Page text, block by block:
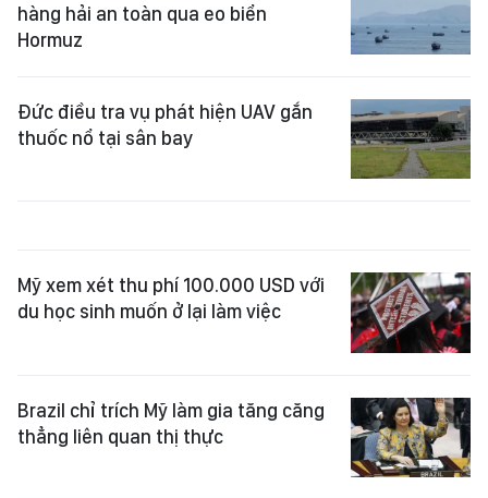
hàng hải an toàn qua eo biển
Hormuz
Đức điều tra vụ phát hiện UAV gắn
thuốc nổ tại sân bay
Mỹ xem xét thu phí 100.000 USD với
du học sinh muốn ở lại làm việc
Brazil chỉ trích Mỹ làm gia tăng căng
thẳng liên quan thị thực